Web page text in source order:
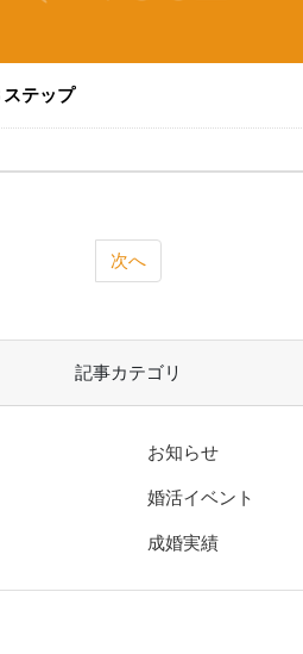
テップ
次へ
記事カテゴリ
お知らせ
婚活イベント
成婚実績